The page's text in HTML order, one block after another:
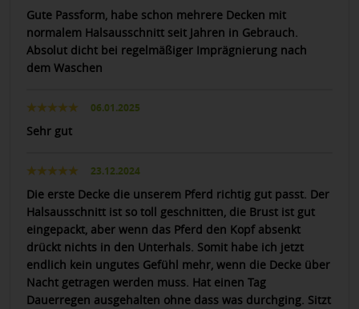
Gute Passform, habe schon mehrere Decken mit
normalem Halsausschnitt seit Jahren in Gebrauch.
Absolut dicht bei regelmäßiger Imprägnierung nach
dem Waschen
06.01.2025
Sehr gut
23.12.2024
Die erste Decke die unserem Pferd richtig gut passt. Der
Halsausschnitt ist so toll geschnitten, die Brust ist gut
eingepackt, aber wenn das Pferd den Kopf absenkt
drückt nichts in den Unterhals. Somit habe ich jetzt
endlich kein ungutes Gefühl mehr, wenn die Decke über
Nacht getragen werden muss. Hat einen Tag
Dauerregen ausgehalten ohne dass was durchging. Sitzt